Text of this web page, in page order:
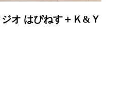
オ はぴねす＋Ｋ&Ｙ